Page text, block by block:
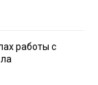
работы с